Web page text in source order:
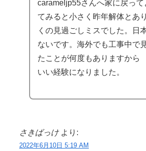
carameljp55さんへ家に戻って
てみると小さく昨年解体とあ
くの見過ごしミスでした。日
ないです。海外でも工事中で
たことが何度もありますから
いい経験になりました。
さきばっけ より:
2022年6月10日 5:19 AM